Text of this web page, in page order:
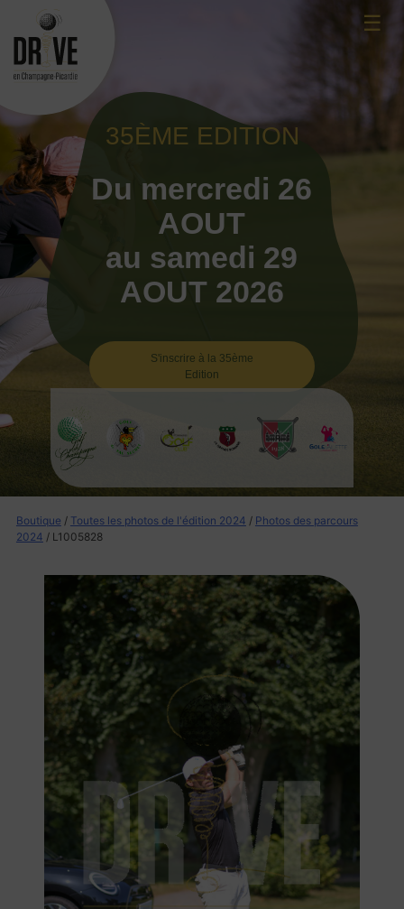
content
☰
35ÈME EDITION
Du mercredi 26
AOUT
au samedi 29
AOUT 2026
S'inscrire à la 35ème
Edition
Boutique / Toutes les photos de l'édition 2024 / Photos des parcours
2024 / L1005828